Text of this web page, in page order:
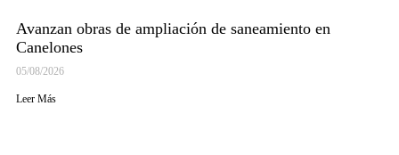
Avanzan obras de ampliación de saneamiento en
Canelones
05/08/2026
Leer Más